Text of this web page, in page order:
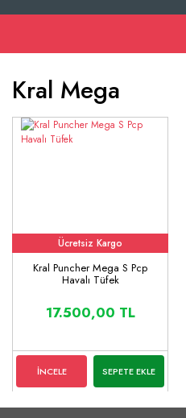
Kral Mega
Ücretsiz Kargo
Kral Puncher Mega S Pcp
Havalı Tüfek
17.500,00 TL
İNCELE SEPETE EKLE